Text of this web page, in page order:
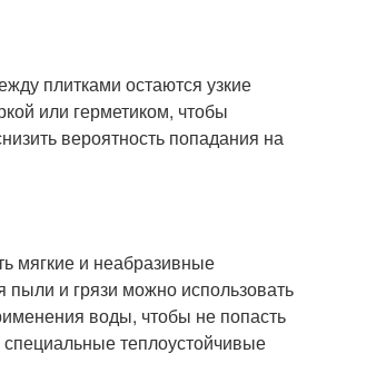
плитками остаются узкие
или герметиком, чтобы
вероятность попадания на
мягкие и неабразивные
пыли и грязи можно использовать
воды, чтобы не попасть
теплоустойчивые